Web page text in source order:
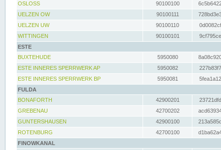
OSLOSS
90100100
UELZEN OW
90100111
UELZEN UW
90100110
WITTINGEN
90100101
ESTE
BUXTEHUDE
5950080
ESTE INNERES SPERRWERK AP
5950082
ESTE INNERES SPERRWERK BP
5950081
FULDA
BONAFORTH
42900201
GREBENAU
42700202
GUNTERSHAUSEN
42900100
ROTENBURG
42700100
FINOWKANAL